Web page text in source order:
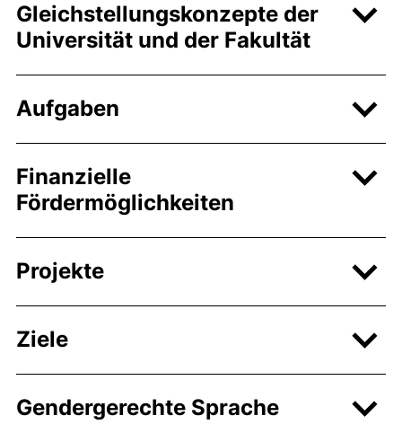
Gleichstellungskonzepte der
Universität und der Fakultät
Aufgaben
Finanzielle
Fördermöglichkeiten
Projekte
Ziele
Gendergerechte Sprache